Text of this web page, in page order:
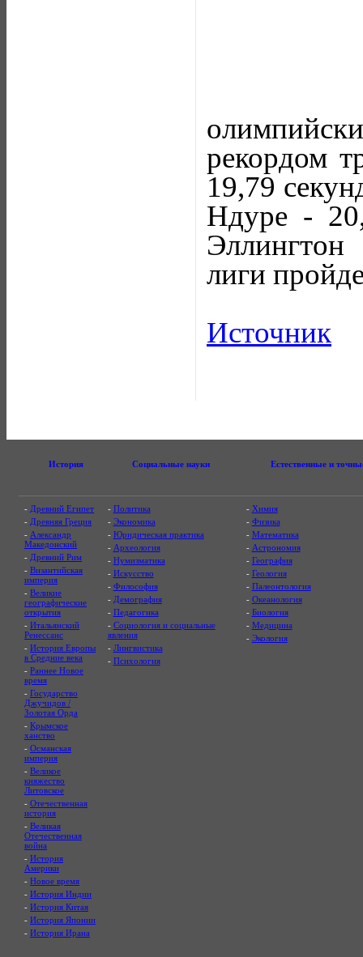
рекордом
19,79
Ндуре -
лиги
Источник
История Социальные науки Естественные и
- Древний Египет
- Древняя Греция
- Александр
Македонский
- Древний Рим
- Византийская
империя
- Великие
географические
открытия
- Итальянский
Ренессанс
- История Европы
в Средние века
- Раннее Новое
время
- Государство
Джучидов /
Золотая Орда
- Крымское
ханство
- Османская
империя
- Великое
княжество
Литовское
- Отечественная
история
- Великая
Отечественная
война
- История
Америки
- Новое время
- История Индии
- История Китая
- История Японии
- История Ирана
- Политика
- Экономика
- Юридическая практика
- Археология
- Нумизматика
- Искусство
- Философия
- Демография
- Педагогика
- Социология и социальные
явления
- Лингвистика
- Психология
- Химия
- Физика
- Математика
- Астрономия
- География
- Геология
- Палеонтология
- Океанология
- Биология
- Медицина
- Экология